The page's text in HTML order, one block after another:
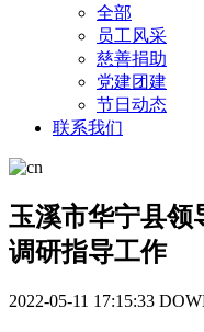
全部
员工风采
慈善捐助
党建团建
节日动态
联系我们
玉溪市华宁县领
调研指导工作
2022-05-11 17:15:33